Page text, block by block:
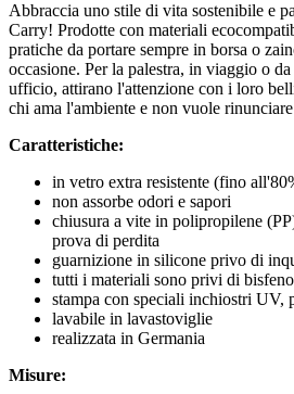
Abbraccia uno stile di vita sostenibile e
Carry! Prodotte con materiali
pratiche da portare sempre in borsa o
occasione. Per la palestra, in viaggio o
ufficio, attirano l'attenzione con i loro
chi ama l'ambiente e non vuole
Caratteristiche:
in vetro extra resistente (fino
non assorbe odori e sapori
chiusura a vite in polipropilene
prova di perdita
guarnizione in silicone privo di
tutti i materiali sono privi di
stampa con speciali inchiostri UV,
lavabile in lavastoviglie
realizzata in Germania
Misure: